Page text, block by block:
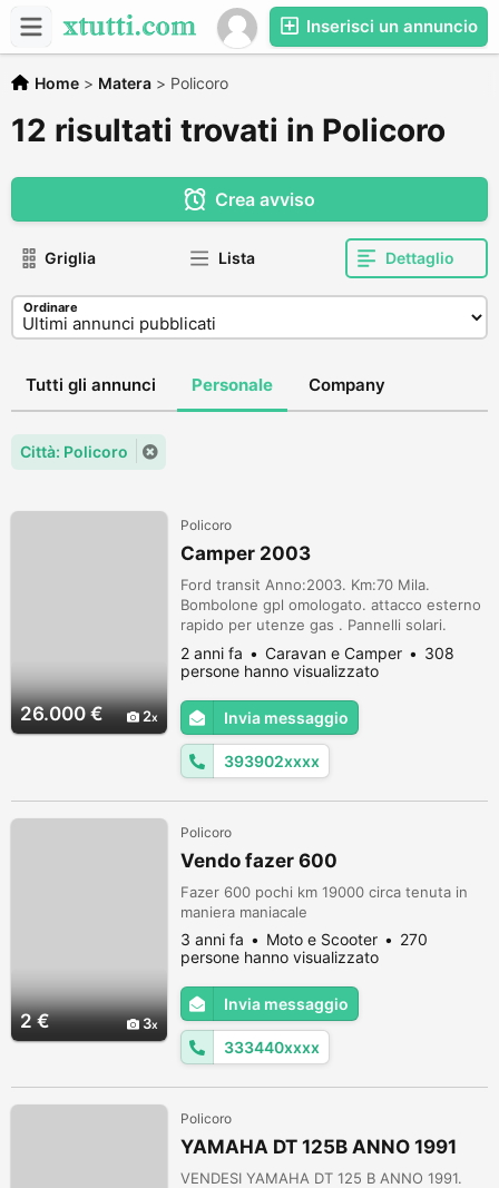
Inserisci un annuncio
Home > Matera > Policoro
12 risultati trovati in Policoro
Crea avviso
Griglia Lista Dettaglio
Ordinare
Tutti gli annunci Personale Company
Città: Policoro
26.000 € 2
Policoro
Camper 2003
Ford transit Anno:2003. Km:70 Mila.
Bombolone gpl omologato. attacco esterno
rapido per utenze gas . Pannelli solari.
Climatizzatore cabina. Climatizzatore cellula.
Ampia cucina. Mansarda comoda e ariosa.
Garage 6 posti letto. Bagno con doccia
separata. Vetri elettrici. Porta bici esterno.
Doppio accumulatore acqua. Veloce e
scattante,interno come nuovo este...
2 anni fa Caravan e Camper
308
persone hanno visualizzato
Invia messaggio
393902xxxx
2 € 3
Policoro
Vendo fazer 600
Fazer 600 pochi km 19000 circa tenuta in
maniera maniacale
3 anni fa Moto e Scooter
270
persone hanno visualizzato
Invia messaggio
333440xxxx
Policoro
YAMAHA DT 125B ANNO 1991
VENDESI YAMAHA DT 125 B ANNO 1991.